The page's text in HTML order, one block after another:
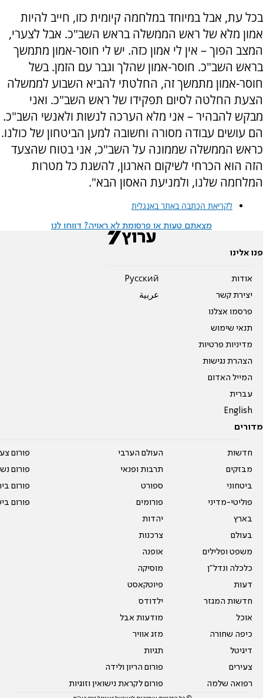
בכל עת, אבל במיוחד במלחמה קיומית כזו, חייב להיות
אמון מלא של ראש הממשלה בראש השב"כ. אבל לצערי,
המצב הפוך – אין לי אמון כזה. יש לי חוסר-אמון מתמשך
בראש השב"כ. חוסר-אמון שהלך וגבר עם הזמן. בשל
חוסר-אמון מתמשך זה, החלטתי להביא השבוע לממשלה
הצעת החלטה לסיום תפקידו של ראש השב"כ. ואני
מבקש להבהיר – אני מלא הערכה לנשות ולאנשי השב"כ.
הם עושים עבודה מסורה וחשובה למען הביטחון של כולנו.
כראש הממשלה שממונה על השב"כ, אני בטוח שהצעד
הזה הוא הכרחי לשיקום הארגון, להשגת כל מטרות
המלחמה שלנו, ולמניעת האסון הבא".
לקריאת הכתבה באתר באנגלית
מצאתם טעות או פרסומת לא ראויה? דווחו לנו
פנו אלינו
אודות
יצירת קשר
פרסמו אצלנו
תנאי שימוש
מדיניות פרטיות
הצהרת נגישות
המייל האדום
עברית
English
Pусский
عربية
מדורים
חדשות
מבזקים
ביטחוני
פוליטי-מדיני
בארץ
בעולם
משפט ופלילים
כלכלה ונדל"ן
דעות
חדשות המגזר
אוכל
כיפה שחורה
דיגיטל
צעירים
רפואה שלמה
העולם הערבי
תרבות ופנאי
ספורט
פורומים
יהדות
צרכנות
אופנה
מוסיקה
פיוטקאסט
ילדודס
מודעות אבל
מזג אוויר
תגיות
פורום הריון ולידה
פורום לקראת נישואין וזוגיות
פורום
פורום
פורום
פורום